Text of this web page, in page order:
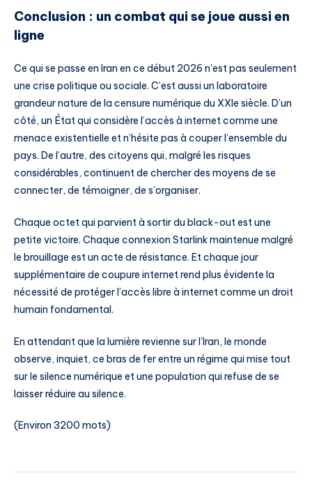
Conclusion : un combat qui se joue aussi en
ligne
Ce qui se passe en Iran en ce début 2026 n’est pas seulement
une crise politique ou sociale. C’est aussi un laboratoire
grandeur nature de la censure numérique du XXIe siècle. D’un
côté, un État qui considère l’accès à internet comme une
menace existentielle et n’hésite pas à couper l’ensemble du
pays. De l’autre, des citoyens qui, malgré les risques
considérables, continuent de chercher des moyens de se
connecter, de témoigner, de s’organiser.
Chaque octet qui parvient à sortir du black-out est une
petite victoire. Chaque connexion Starlink maintenue malgré
le brouillage est un acte de résistance. Et chaque jour
supplémentaire de coupure internet rend plus évidente la
nécessité de protéger l’accès libre à internet comme un droit
humain fondamental.
En attendant que la lumière revienne sur l’Iran, le monde
observe, inquiet, ce bras de fer entre un régime qui mise tout
sur le silence numérique et une population qui refuse de se
laisser réduire au silence.
(Environ 3200 mots)